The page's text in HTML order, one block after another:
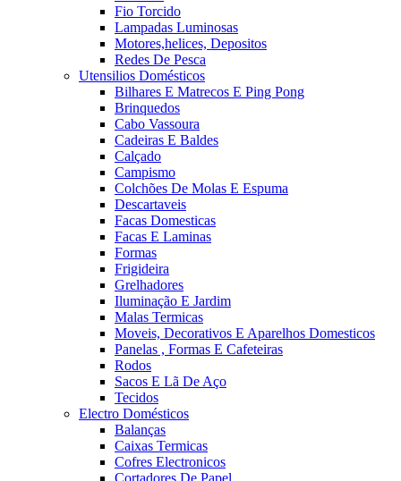
Fio Torcido
Lampadas Luminosas
Motores,helices, Depositos
Redes De Pesca
Utensilios Domésticos
Bilhares E Matrecos E Ping Pong
Brinquedos
Cabo Vassoura
Cadeiras E Baldes
Calçado
Campismo
Colchões De Molas E Espuma
Descartaveis
Facas Domesticas
Facas E Laminas
Formas
Frigideira
Grelhadores
Iluminação E Jardim
Malas Termicas
Moveis, Decorativos E Aparelhos Domesticos
Panelas , Formas E Cafeteiras
Rodos
Sacos E Lã De Aço
Tecidos
Electro Domésticos
Balanças
Caixas Termicas
Cofres Electronicos
Cortadores De Papel